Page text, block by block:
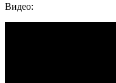
Видео: